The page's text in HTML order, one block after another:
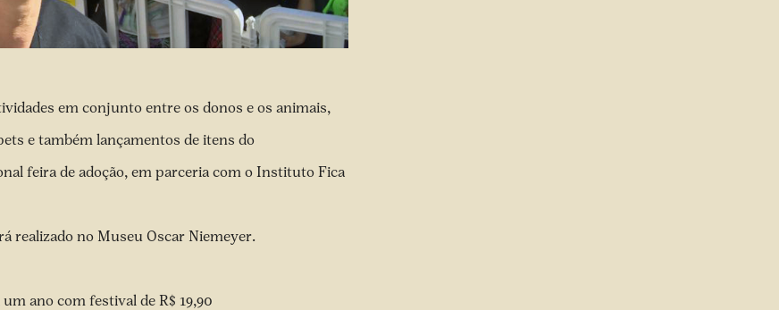
em conjunto entre os donos e os animais,
e também lançamentos de itens do
feira de adoção, em parceria com o Instituto Fica
realizado no Museu Oscar Niemeyer.
ano com festival de R$ 19,90